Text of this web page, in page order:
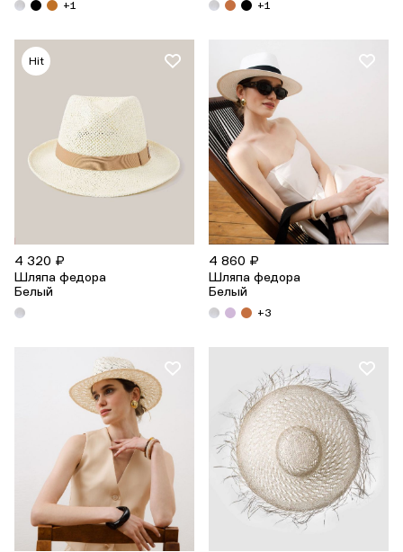
+1 +1
Hit
4 320 ₽
Шляпа федора
Белый
4 860 ₽
Шляпа федора
Белый
+3